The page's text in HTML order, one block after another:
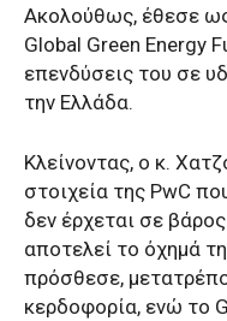
Ακολούθως, έθεσε
Global Green Energy
επενδύσεις του σε
την Ελλάδα.
Κλείνοντας, ο κ.
στοιχεία της PwC
δεν έρχεται σε
αποτελεί το όχημά
πρόσθεσε,
κερδοφορία, ενώ το